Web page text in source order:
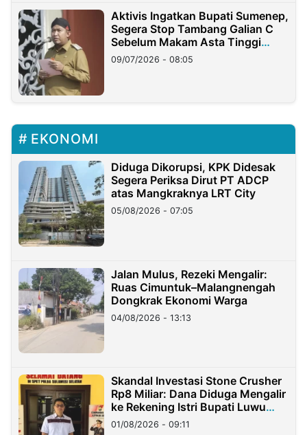
Aktivis Ingatkan Bupati Sumenep,
Segera Stop Tambang Galian C
Sebelum Makam Asta Tinggi
Longsor
09/07/2026 - 08:05
EKONOMI
Diduga Dikorupsi, KPK Didesak
Segera Periksa Dirut PT ADCP
atas Mangkraknya LRT City
05/08/2026 - 07:05
Jalan Mulus, Rezeki Mengalir:
Ruas Cimuntuk–Malangnengah
Dongkrak Ekonomi Warga
04/08/2026 - 13:13
Skandal Investasi Stone Crusher
Rp8 Miliar: Dana Diduga Mengalir
ke Rekening Istri Bupati Luwu
Timur
01/08/2026 - 09:11